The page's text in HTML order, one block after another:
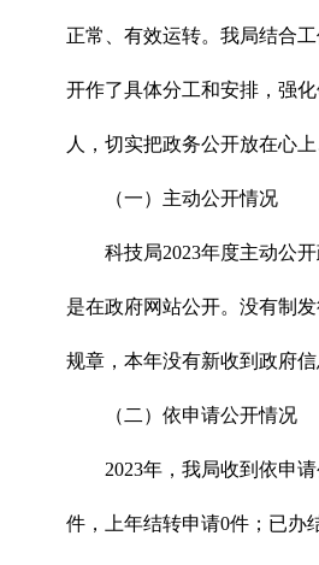
正常、有效运转。我局结合
开作了具体分工和安排，强
人，切实把政务公开放在心上
（一）主动公开情况
科技局2023年度主动公
是在政府网站公开。没有制
规章，本年没有新收到政府信
（二）依申请公开情况
2023年，我局收到依申
件，上年结转申请0件；已办